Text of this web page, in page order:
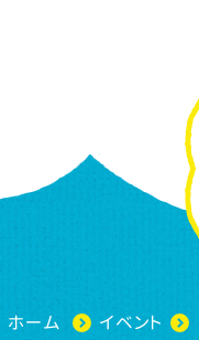
ホーム イベント